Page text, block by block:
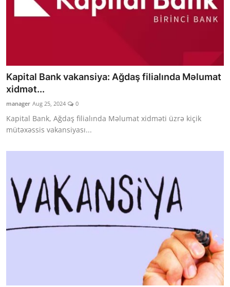
Kapital Bank vakansiya: Ağdaş filialında Məlumat
xidmət...
manager Aug 25, 2024 0
Kapital Bank, Ağdaş filialında Məlumat xidməti üzrə kiçik
mütəxəssis vakansiyası...